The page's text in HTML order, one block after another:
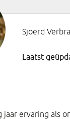
Sjoerd
Laatst
ervaring als